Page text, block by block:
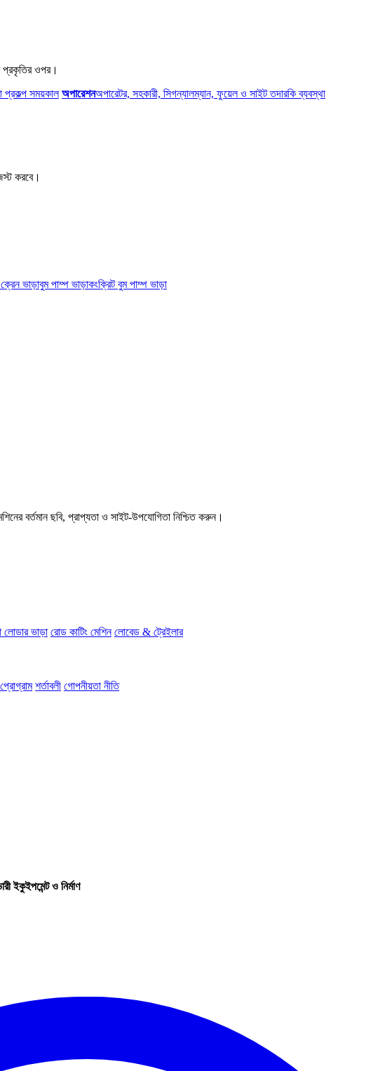
প্রকৃতির ওপর।
প্রকল্প সময়কাল অপারেশনঅপারেটর, সহকারী, সিগন্যালম্যান, ফুয়েল ও সাইট তদারকি ব্যবস্থা
করবে।
ভাড়াবুম পাম্প ভাড়াকংক্রিট বুম পাম্প ভাড়া
বর্তমান ছবি, প্রাপ্যতা ও সাইট-উপযোগিতা নিশ্চিত করুন।
লোডার ভাড়া রোড কাটিং মেশিন লোবেড & ট্রেইলার
শর্তাবলী গোপনীয়তা নীতি
ও নির্মাণ